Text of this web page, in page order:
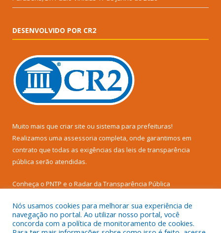
DESENVOLVIDO POR CR2
Muito mais que criar site ou sistema para prefeituras!
Realizamos uma assessoria completa, onde garantimos em
contrato que todas as exigências das leis de transparência
pública serão atendidas.
Conheça o PNTP e o Radar da Transparência Pública
Nós usamos cookies para melhorar sua experiência de
navegação no portal. Ao utilizar nosso portal, você
concorda com a política de monitoramento de cookies.